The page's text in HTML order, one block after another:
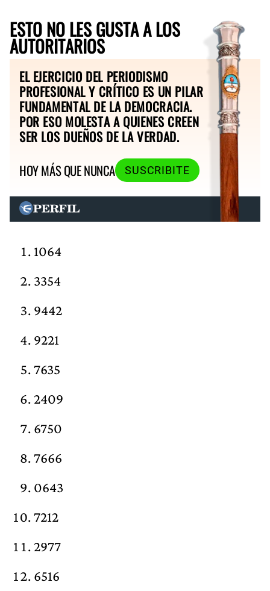
ESTO NO LES GUSTA A LOS
AUTORITARIOS
EL EJERCICIO DEL PERIODISMO
PROFESIONAL Y CRÍTICO ES UN PILAR
FUNDAMENTAL DE LA DEMOCRACIA.
POR ESO MOLESTA A QUIENES CREEN
SER LOS DUEÑOS DE LA VERDAD.
HOY MÁS QUE NUNCA
SUSCRIBITE
1064
3354
9442
9221
7635
2409
6750
7666
0643
7212
2977
6516